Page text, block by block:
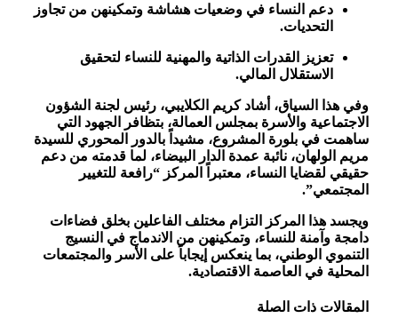
دعم النساء في وضعيات هشاشة وتمكينهن من تجاوز
التحديات.
تعزيز القدرات الذاتية والمهنية للنساء لتحقيق
الاستقلال المالي.
وفي هذا السياق، أشاد كريم الكلايبي، رئيس لجنة الشؤون
الاجتماعية والأسرة بمجلس العمالة، بتظافر الجهود التي
ساهمت في بلورة المشروع، مشيداً بالدور المحوري للسيدة
مريم الولهان، نائبة عمدة الدار البيضاء، لما قدمته من دعم
حقيقي لقضايا النساء، معتبراً المركز “رافعة للتغيير
المجتمعي”.
ويجسد هذا المركز التزام مختلف الفاعلين بخلق فضاءات
دامجة وآمنة للنساء، وتمكينهن من الاندماج في النسيج
التنموي الوطني، بما ينعكس إيجاباً على الأسر والمجتمعات
المحلية في العاصمة الاقتصادية.
المقالاتذات الصلة